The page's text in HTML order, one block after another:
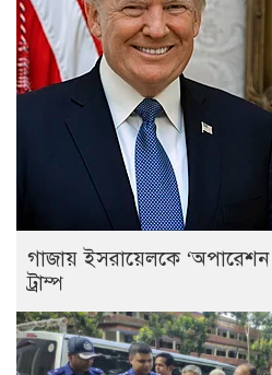
গাজায় ইসরায়েলকে
ট্রাম্প